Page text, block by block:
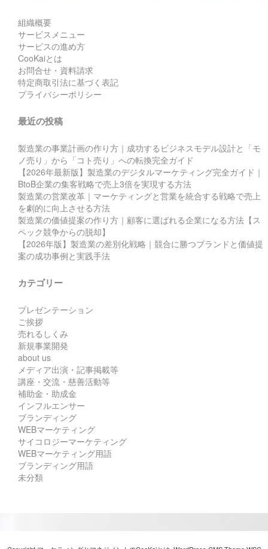
組織概要
サービスメニュー
サービスの進め方
CooKaiとは
お問合せ・資料請求
特定商取引法に基づく表記
プライバシーポリシー
最近の投稿
製造業の事業計画の作り方｜成功するビジネスモデル設計と「モ
ノ売り」から「コト売り」への転換完全ガイド
【2026年最新版】製造業のデジタルマーケティング完全ガイド｜
BtoB企業の集客戦略で売上3倍を実現する方法
製造業の営業改革｜マーケティングと営業を統合する戦略で売上
を劇的に向上させる方法
製造業の価値提案の作り方｜顧客に選ばれる企業になる方法【ス
ペック競争からの脱却】
【2026年版】製造業の差別化戦略｜競合に勝つブランドと価値提
案の成功事例と実践手法
カテゴリー
プレゼンテーション
ご挨拶
売れるしくみ
新規事業開発
about us
メディア出演・記事掲載等
講座・交流・慈善活動等
補助金・助成金
インフルエンサー
ブランディング
WEBマーケティング
サイコロジーマーケティング
WEBマーケティング用語
ブランディング用語
未分類